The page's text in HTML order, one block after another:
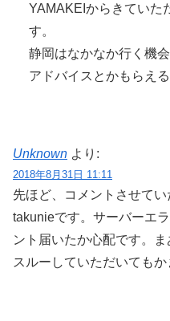
YAMAKEIからきていた
す。
静岡はなかなか行く機
アドバイスとかもらえ
Unknown より:
2018年8月31日 11:11
先ほど、コメントさせて
takunieです。サーバーエ
ント届いたか心配です。
スルーしていただいてもか